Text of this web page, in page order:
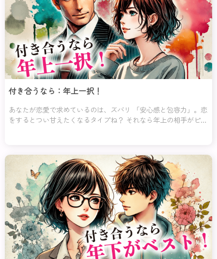
付き合うなら：年上一択！
あなたが恋愛で求めているのは、ズバリ 「安心感と包容力」。恋
をするとつい甘えたくなるタイプね？ それなら年上の相手がピッ